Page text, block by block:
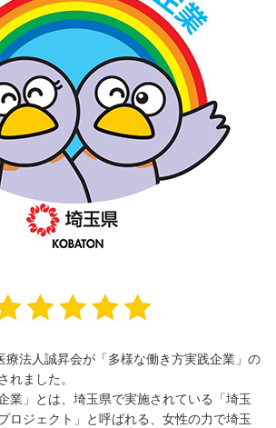
療法人誠昇会が「多様な働き方実践企業」の
れました。
業」とは、埼玉県で実施されている「埼玉
ロジェクト」と呼ばれる、女性の力で埼玉